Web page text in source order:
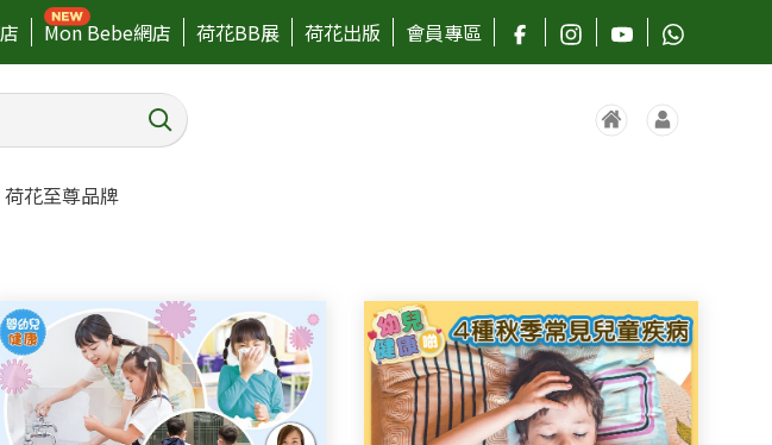
Mon Bebe網店 荷花BB展 荷花出版 會員專區
荷花至尊品牌